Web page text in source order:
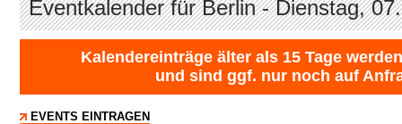
Eventkalender für Berlin - Dienstag,
Kalendereinträge älter als 15 Tage
und sind ggf. nur noch auf
EVENTS EINTRAGEN